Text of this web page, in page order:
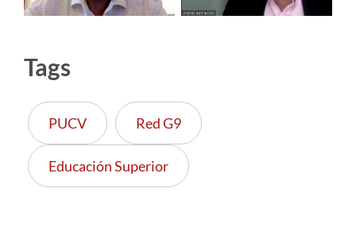
Tags
PUCV Red G9
Educación Superior